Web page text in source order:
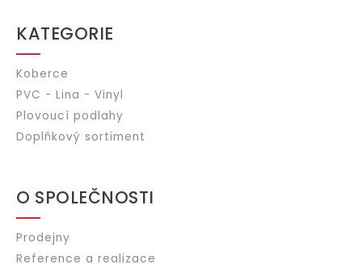
KATEGORIE
Koberce
PVC - Lina - Vinyl
Plovoucí podlahy
Doplňkový sortiment
O SPOLEČNOSTI
Prodejny
Reference a realizace